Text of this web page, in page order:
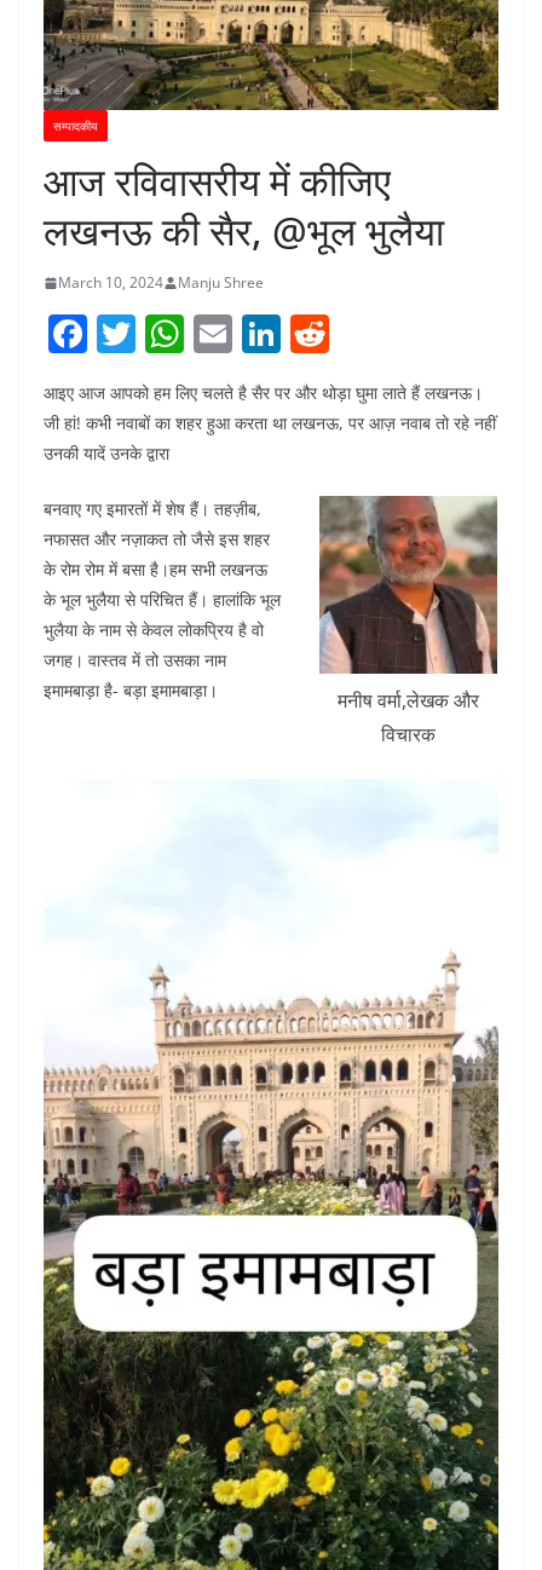
सम्पादकीय
आज रविवासरीय में कीजिए
लखनऊ की सैर, @भूल भुलैया
March 10, 2024 Manju Shree
F
c
e
o
o
k
T
w
itt
er
W
h
at
A
p
p
E
m
ai
Li
n
k
e
d
t
आइए आज आपको हम लिए चलते है सैर पर और थोड़ा घुमा लाते हैं लखनऊ।
जी हां! कभी नवाबों का शहर हुआ करता था लखनऊ, पर आज़ नवाब तो रहे नहीं
उनकी यादें उनके द्वारा
मनीष वर्मा,लेखक और
विचारक
बनवाए गए इमारतों में शेष हैं। तहज़ीब,
नफासत और नज़ाकत तो जैसे इस शहर
के रोम रोम में बसा है।हम सभी लखनऊ
के भूल भुलैया से परिचित हैं। हालांकि भूल
भुलैया के नाम से केवल लोकप्रिय है वो
जगह। वास्तव में तो उसका नाम
इमामबाड़ा है- बड़ा इमामबाड़ा।